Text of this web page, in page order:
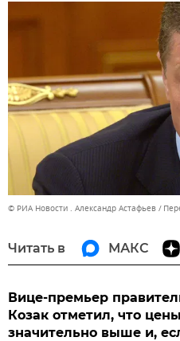
© РИА Новости . Александр Астафьев
Читать в МАКС
Вице-премьер
Козак отметил, что
значительно выше и,